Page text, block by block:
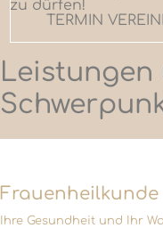
zu dürfen!
TERMIN
Leistungen
Frauenheilkunde
Ihre Gesundheit und Ihr